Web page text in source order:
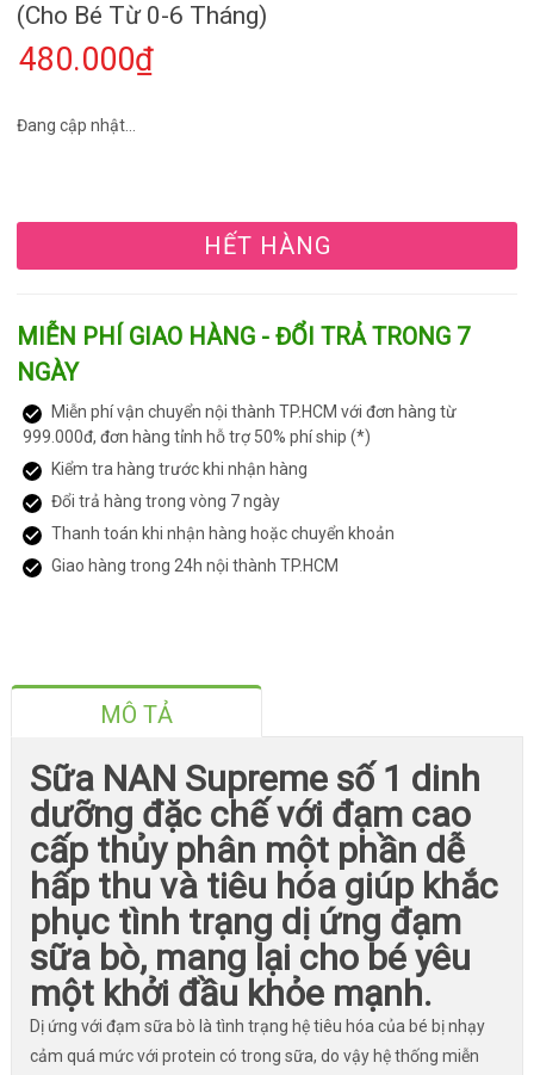
(Cho Bé Từ 0-6 Tháng)
480.000₫
Đang cập nhật...
HẾT HÀNG
MIỄN PHÍ GIAO HÀNG - ĐỔI TRẢ TRONG 7
NGÀY
Miễn phí vận chuyển nội thành TP.HCM với đơn hàng từ
999.000đ, đơn hàng tỉnh hỗ trợ 50% phí ship (*)
Kiểm tra hàng trước khi nhận hàng
Đổi trả hàng trong vòng 7 ngày
Thanh toán khi nhận hàng hoặc chuyển khoản
Giao hàng trong 24h nội thành TP.HCM
MÔ TẢ
Sữa NAN Supreme số 1 dinh
dưỡng đặc chế với đạm cao
cấp thủy phân một phần dễ
hấp thu và tiêu hóa giúp khắc
phục tình trạng dị ứng đạm
sữa bò, mang lại cho bé yêu
một khởi đầu khỏe mạnh.
Dị ứng với đạm sữa bò là tình trạng hệ tiêu hóa của bé bị nhạy
cảm quá mức với protein có trong sữa, do vậy hệ thống miễn